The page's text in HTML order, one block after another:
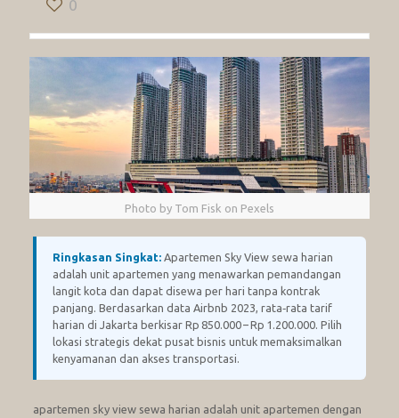
0
Photo by Tom Fisk on Pexels
Ringkasan Singkat:Apartemen Sky View sewa harian
adalah unit apartemen yang menawarkan pemandangan
langit kota dan dapat disewa per hari tanpa kontrak
panjang. Berdasarkan data Airbnb 2023, rata‑rata tarif
harian di Jakarta berkisar Rp 850.000 – Rp 1.200.000. Pilih
lokasi strategis dekat pusat bisnis untuk memaksimalkan
kenyamanan dan akses transportasi.
apartemen sky view sewa harian adalah unit apartemen dengan